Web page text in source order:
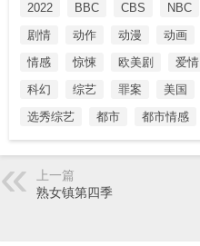
2022
BBC CBS NBC
剧情
动作 动漫 动画
情感
惊悚 欧美剧 爱情
科幻
综艺 罪案 美国
选秀综艺
都市 都市情感
上一篇
熟女镇第四季